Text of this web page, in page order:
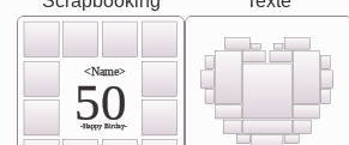
<Name>
50
-Happy Birday-